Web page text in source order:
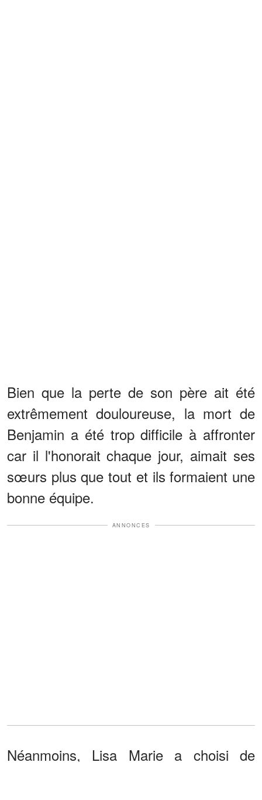
Bien que la perte de son père ait été
extrêmement douloureuse, la mort de
Benjamin a été trop difficile à affronter
car il l'honorait chaque jour, aimait ses
sœurs plus que tout et ils formaient une
bonne équipe.
ANNONCES
Néanmoins, Lisa Marie a choisi de